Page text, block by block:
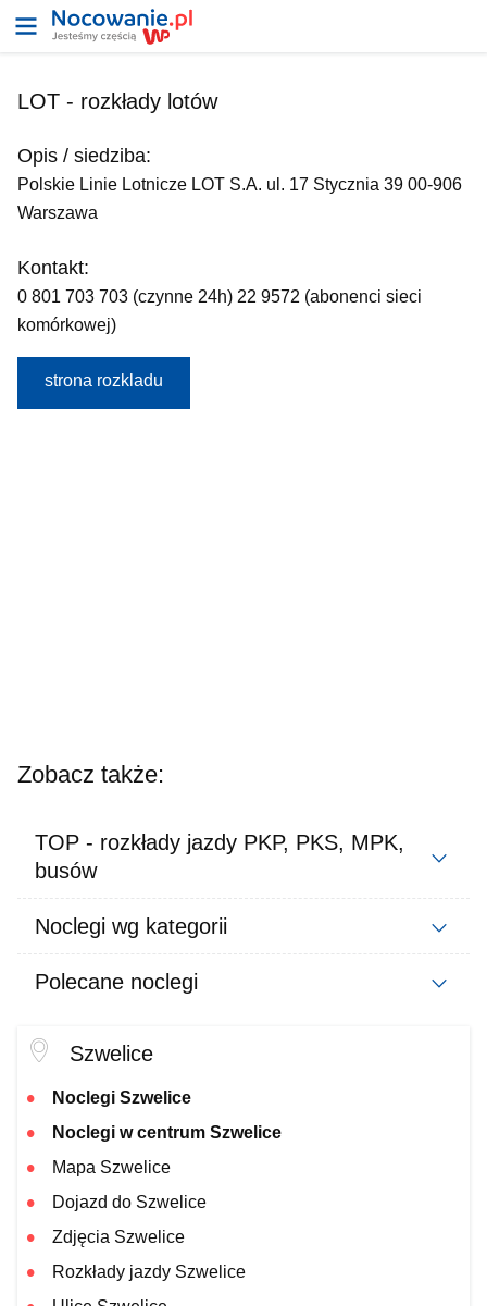
LOT - rozkłady lotów
Opis / siedziba:
Polskie Linie Lotnicze LOT S.A. ul. 17 Stycznia 39 00-906
Warszawa
Kontakt:
0 801 703 703 (czynne 24h) 22 9572 (abonenci sieci
komórkowej)
strona rozkladu
Zobacz także:
TOP - rozkłady jazdy PKP, PKS, MPK,
busów
Noclegi wg kategorii
Polecane noclegi
Szwelice
Noclegi Szwelice
Noclegi w centrum Szwelice
Mapa Szwelice
Dojazd do Szwelice
Zdjęcia Szwelice
Rozkłady jazdy Szwelice